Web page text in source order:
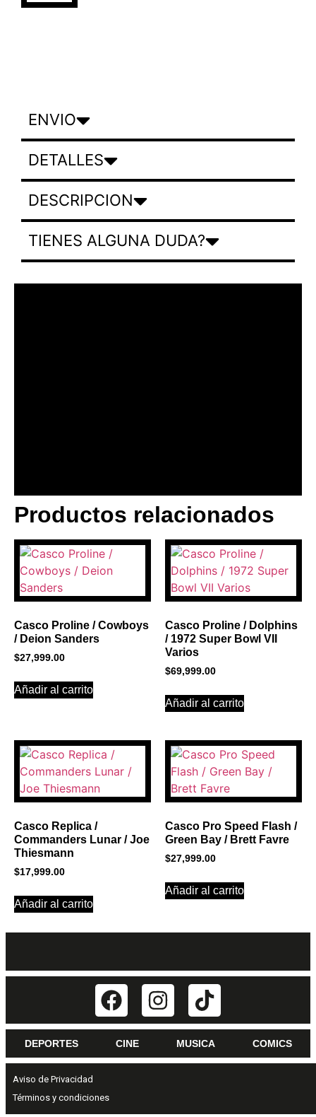
ENVIO
DETALLES
DESCRIPCION
TIENES ALGUNA DUDA?
BANNER CON
PROMOCIONES 1
Click Here
Productos relacionados
Casco Proline / Cowboys
/ Deion Sanders
$27,999.00
Añadir al carrito
Casco Proline / Dolphins
/ 1972 Super Bowl VII
Varios
$69,999.00
Añadir al carrito
Casco Replica /
Commanders Lunar / Joe
Thiesmann
$17,999.00
Añadir al carrito
Casco Pro Speed Flash /
Green Bay / Brett Favre
$27,999.00
Añadir al carrito
DEPORTES CINE MUSICA COMICS
Aviso de Privacidad
Términos y condiciones